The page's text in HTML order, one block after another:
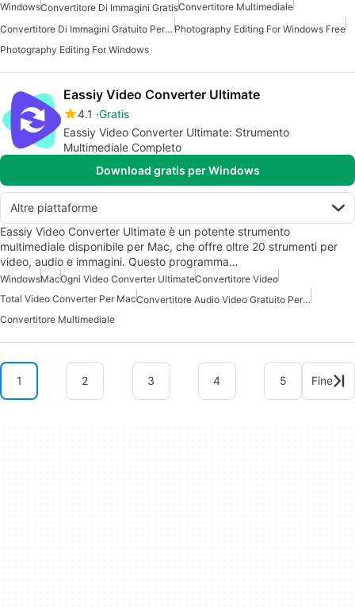
WindowsConvertitore Di Immagini GratisConvertitore Multimediale
Convertitore Di Immagini Gratuito Per Windows Photography Editing For Windows Free
Photography Editing For Windows
Eassiy Video Converter Ultimate
4.1 Gratis
Eassiy Video Converter Ultimate: Strumento
Multimediale Completo
Download gratis per Windows
Altre piattaforme
Eassiy Video Converter Ultimate è un potente strumento
multimediale disponibile per Mac, che offre oltre 20 strumenti per
video, audio e immagini. Questo programma…
WindowsMacOgni Video Converter UltimateConvertitore Video
Total Video Converter Per Mac
Convertitore Audio Video Gratuito Per Mac
Convertitore Multimediale
1 2 3 4 5 Fine